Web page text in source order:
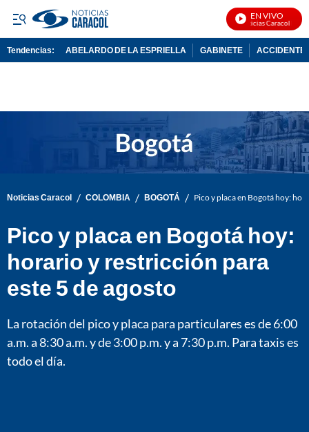
EN VIVO
Noticias Caracol En
Tendencias: ABELARDO DE LA ESPRIELLA GABINETE ACCIDENTE
Noticias Caracol / COLOMBIA / BOGOTÁ / Pico y placa en Bogotá hoy:
Pico y placa en Bogotá hoy:
horario y restricción para
este 5 de agosto
La rotación del pico y placa para particulares es de 6:00
a.m. a 8:30 a.m. y de 3:00 p.m. y a 7:30 p.m. Para taxis es
todo el día.